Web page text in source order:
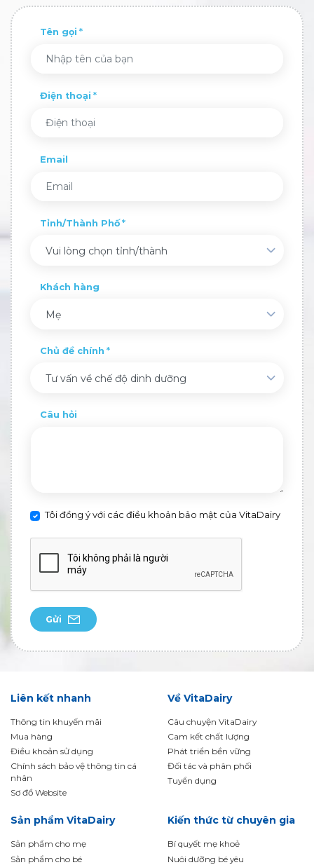
Tên gọi
Điện thoại
Email
Tỉnh/Thành Phố
Vui lòng chọn tỉnh/thành
Khách hàng
Mẹ
Chủ đề chính
Tư vấn về chế độ dinh dưỡng
Câu hỏi
Tôi đồng ý với các điều khoản bảo mật của VitaDairy
Gửi
Liên kết nhanh
Thông tin khuyến mãi
Mua hàng
Điều khoản sử dụng
Chính sách bảo vệ thông tin cá
nhân
Sơ đồ Website
Về VitaDairy
Câu chuyện VitaDairy
Cam kết chất lượng
Phát triển bền vững
Đối tác và phân phối
Tuyển dụng
Sản phẩm VitaDairy
Sản phẩm cho mẹ
Sản phẩm cho bé
Kiến thức từ chuyên gia
Bí quyết mẹ khoẻ
Nuôi dưỡng bé yêu